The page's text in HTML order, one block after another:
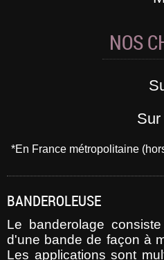
NOS
*En France métropolitaine
BANDEROLEUSE
Le banderolage
d'une bande de façon à
Les applications sont